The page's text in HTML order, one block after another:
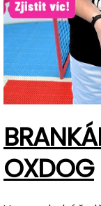
OXDOG